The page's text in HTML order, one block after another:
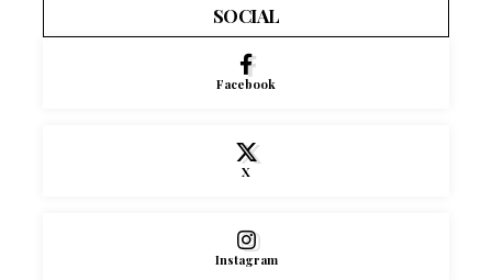
SOCIAL
Facebook
X
Instagram